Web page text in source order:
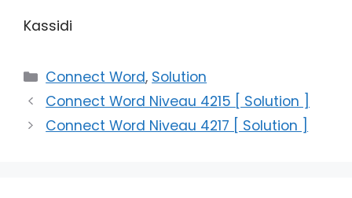
Kassidi
Catégories
Connect Word, Solution
Connect Word Niveau 4215 [ Solution ]
Connect Word Niveau 4217 [ Solution ]